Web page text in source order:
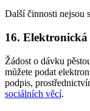
Další činnosti nejsou
16.
Žádost o dávku
můžete podat
podpis,
sociálních věcí.